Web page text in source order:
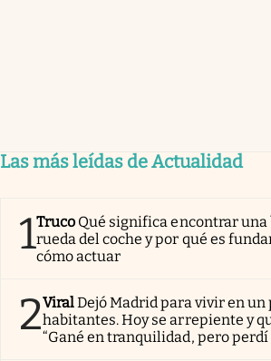
Las más leídas de Actualidad
1Truco Qué significa encontrar una
rueda del coche y por qué es
cómo actuar
2ViralDejó Madrid para vivir en un
habitantes. Hoy se arrepiente y
“Gané en tranquilidad, pero perdí